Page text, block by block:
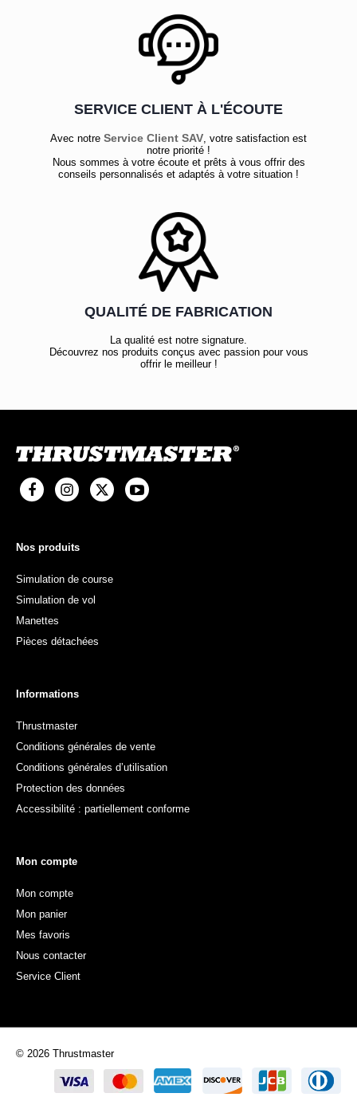
SERVICE CLIENT À L'ÉCOUTE
Avec notre Service Client SAV, votre satisfaction est
notre priorité !
Nous sommes à votre écoute et prêts à vous offrir des
conseils personnalisés et adaptés à votre situation !
QUALITÉ DE FABRICATION
La qualité est notre signature.
Découvrez nos produits conçus avec passion pour vous
offrir le meilleur !
Nos produits
Simulation de course
Simulation de vol
Manettes
Pièces détachées
Informations
Thrustmaster
Conditions générales de vente
Conditions générales d’utilisation
Protection des données
Accessibilité : partiellement conforme
Mon compte
Mon compte
Mon panier
Mes favoris
Nous contacter
Service Client
© 2026 Thrustmaster